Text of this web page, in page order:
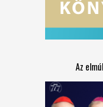
Az